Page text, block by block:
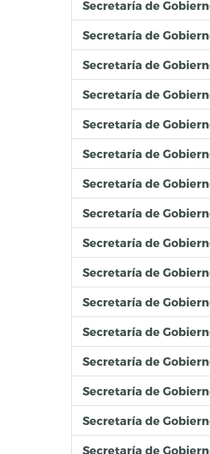
Secretaría de
Secretaría de
Secretaría de
Secretaría de
Secretaría de
Secretaría de
Secretaría de
Secretaría de
Secretaría de
Secretaría de
Secretaría de
Secretaría de
Secretaría de
Secretaría de
Secretaría de
Secretaría de